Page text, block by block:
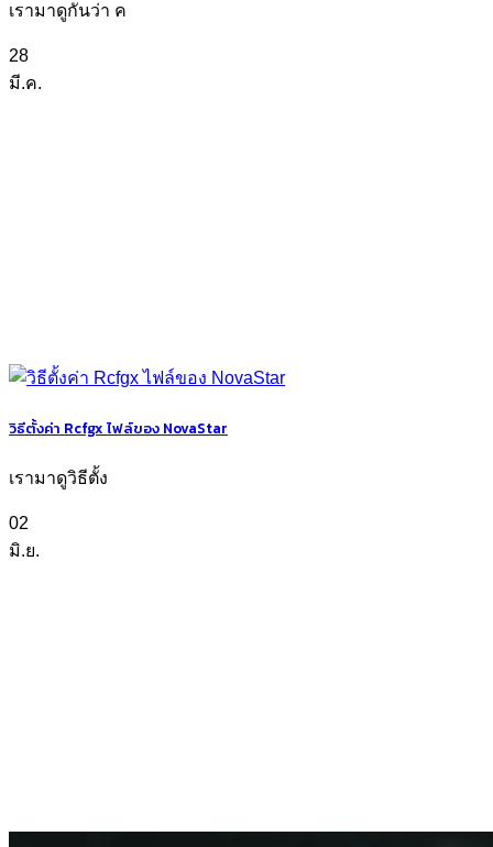
เรามาดูกันว่า ค
28
มี.ค.
วิธีตั้งค่า Rcfgx ไฟล์ของ NovaStar
เรามาดูวิธีตั้ง
02
มิ.ย.